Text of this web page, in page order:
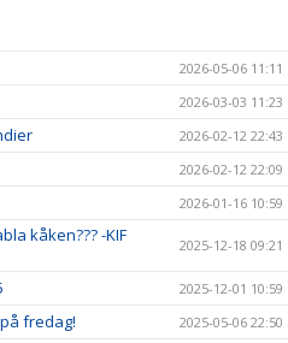
2026-05-06 11:11
2026-03-03 11:23
2026-02-12 22:43
2026-02-12 22:09
2026-01-16 10:59
kåken??? -KIF
2025-12-18 09:21
2025-12-01 10:59
fredag! 2025-05-06 22:50